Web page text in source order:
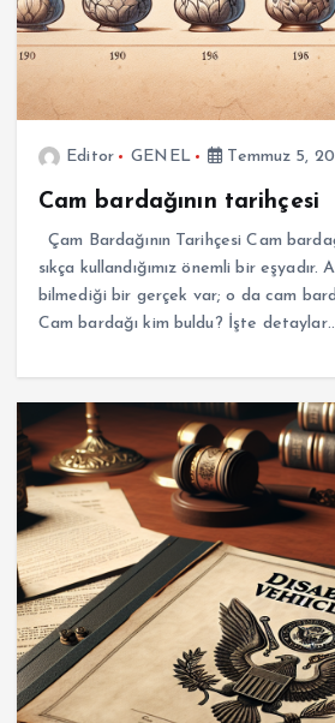
Editor GENEL Temmuz 5,
Cam bardağının tarihçesi
Çam Bardağının Tarihçesi Cam
sıkça kullandığımız önemli bir eşyadır.
bilmediği bir gerçek var; o da cam
Cam bardağı kim buldu? İşte